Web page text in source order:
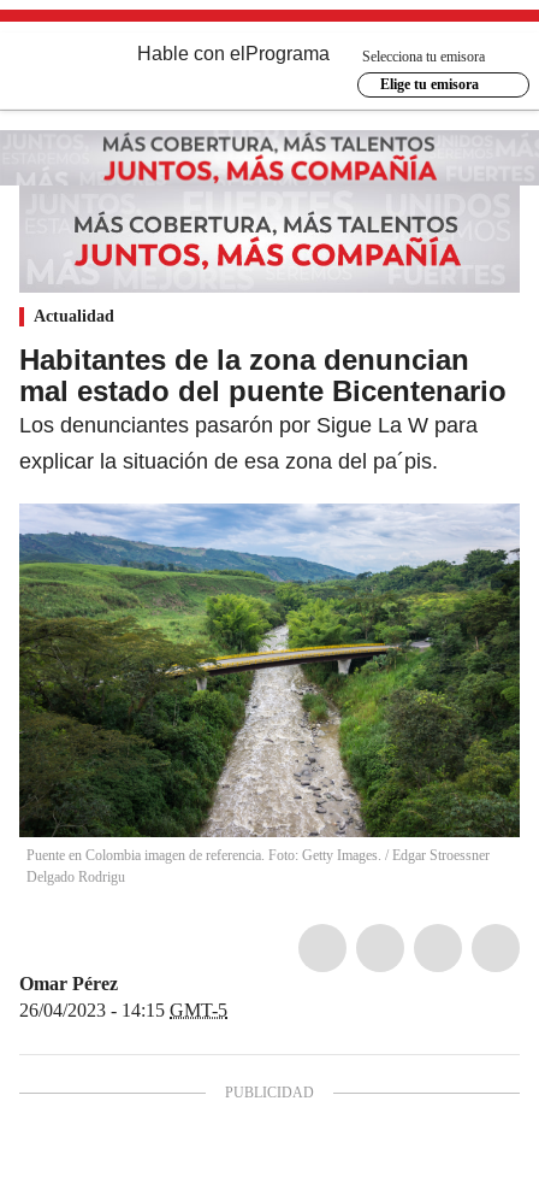
Hable con el Programa
Selecciona tu emisora
Elige tu emisora
Actualidad
Habitantes de la zona denuncian
mal estado del puente Bicentenario
Los denunciantes pasarón por Sigue La W para
explicar la situación de esa zona del pa´pis.
Puente en Colombia imagen de referencia. Foto: Getty Images. / Edgar Stroessner
Delgado Rodrigu
Omar Pérez
26/04/2023 - 14:15 GMT-5